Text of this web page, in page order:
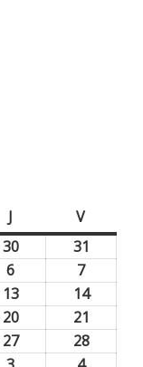
J Vviernes
3030
2026
31
2026
6
agosto,
2026
77
agosto,
2026
1313
agosto,
2026
1414
2026
2020
agosto,
21
agosto,
2727
2828